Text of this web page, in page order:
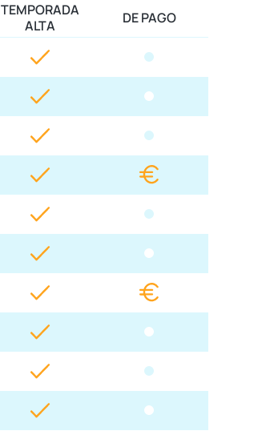
TEMPORADA
ALTA
DE PAGO